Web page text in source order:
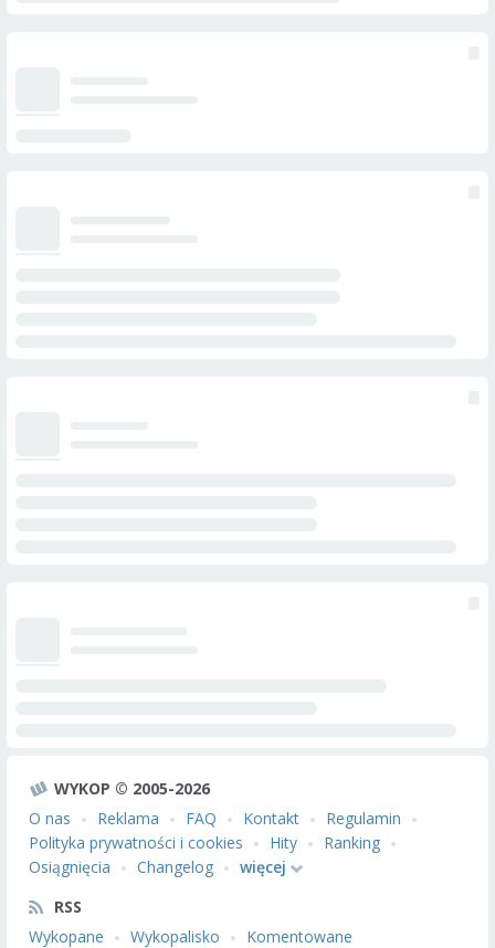
WYKOP © 2005-2026
O nas
Reklama FAQ Kontakt
Regulamin
Polityka prywatności i cookies
Hity
Ranking
Osiągnięcia
Changelog
więcej
RSS
Wykopane
Wykopalisko Komentowane